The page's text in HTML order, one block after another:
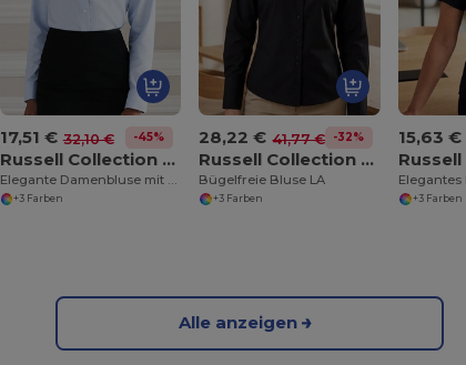
17,51 € 32,10 € -45%
Russell Collection R-932F-0
+3 Farben
28,22 € 41,77 € -32%
Russell Collection R-956F-0
Bügelfreie Bluse LA
+3 Farben
15,63 €
+3 Farben
Alle anzeigen